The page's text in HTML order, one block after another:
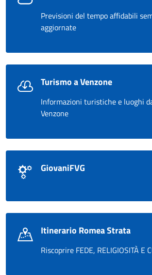
Previsioni del tempo affidabili
aggiornate
Turismo a Venzone
Informazioni turistiche e luoghi
Venzone
GiovaniFVG
Itinerario Romea Strata
Riscoprire FEDE, RELIGIOSITÀ E